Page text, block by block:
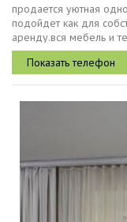
продается уютная
подойдет как для
аренду.вся мебель и
большая и просторная
развитой...